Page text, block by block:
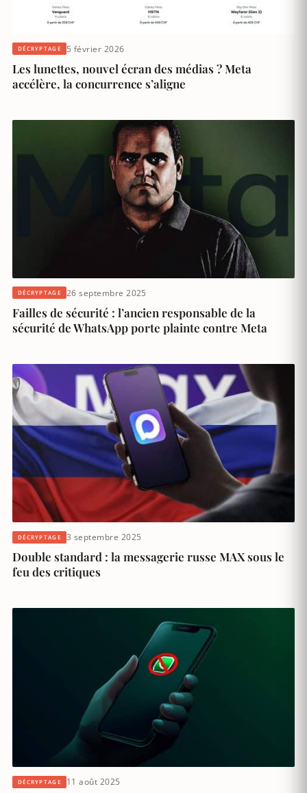
DÉCRYPTAGE 5 février 2026
Les lunettes, nouvel écran des médias ? Meta
accélère, la concurrence s’aligne
DÉCRYPTAGE 26 septembre 2025
Failles de sécurité : l’ancien responsable de la
sécurité de WhatsApp porte plainte contre Meta
DÉCRYPTAGE 3 septembre 2025
Double standard : la messagerie russe MAX sous le
feu des critiques
DÉCRYPTAGE 11 août 2025